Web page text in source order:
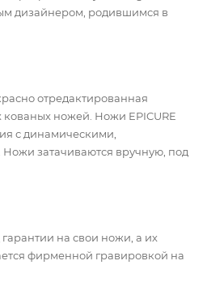
дизайнером, родившимся в
отредактированная
кованых ножей. Ножи EPICURE
с динамическими,
Ножи затачиваются вручную, под
гарантии на свои ножи, а их
фирменной гравировкой на